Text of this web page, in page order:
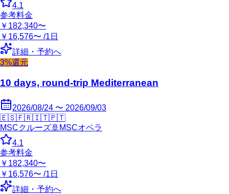
4.1
参考料金
￥182,340〜
￥16,576〜 /1日
詳細・予約へ
3%還元
10 days, round-trip Mediterranean
2026/08/24 〜 2026/09/03
🇪🇸🇫🇷🇮🇹🇵🇹
MSCクルーズ🚢 MSCオペラ
4.1
参考料金
￥182,340〜
￥16,576〜 /1日
詳細・予約へ